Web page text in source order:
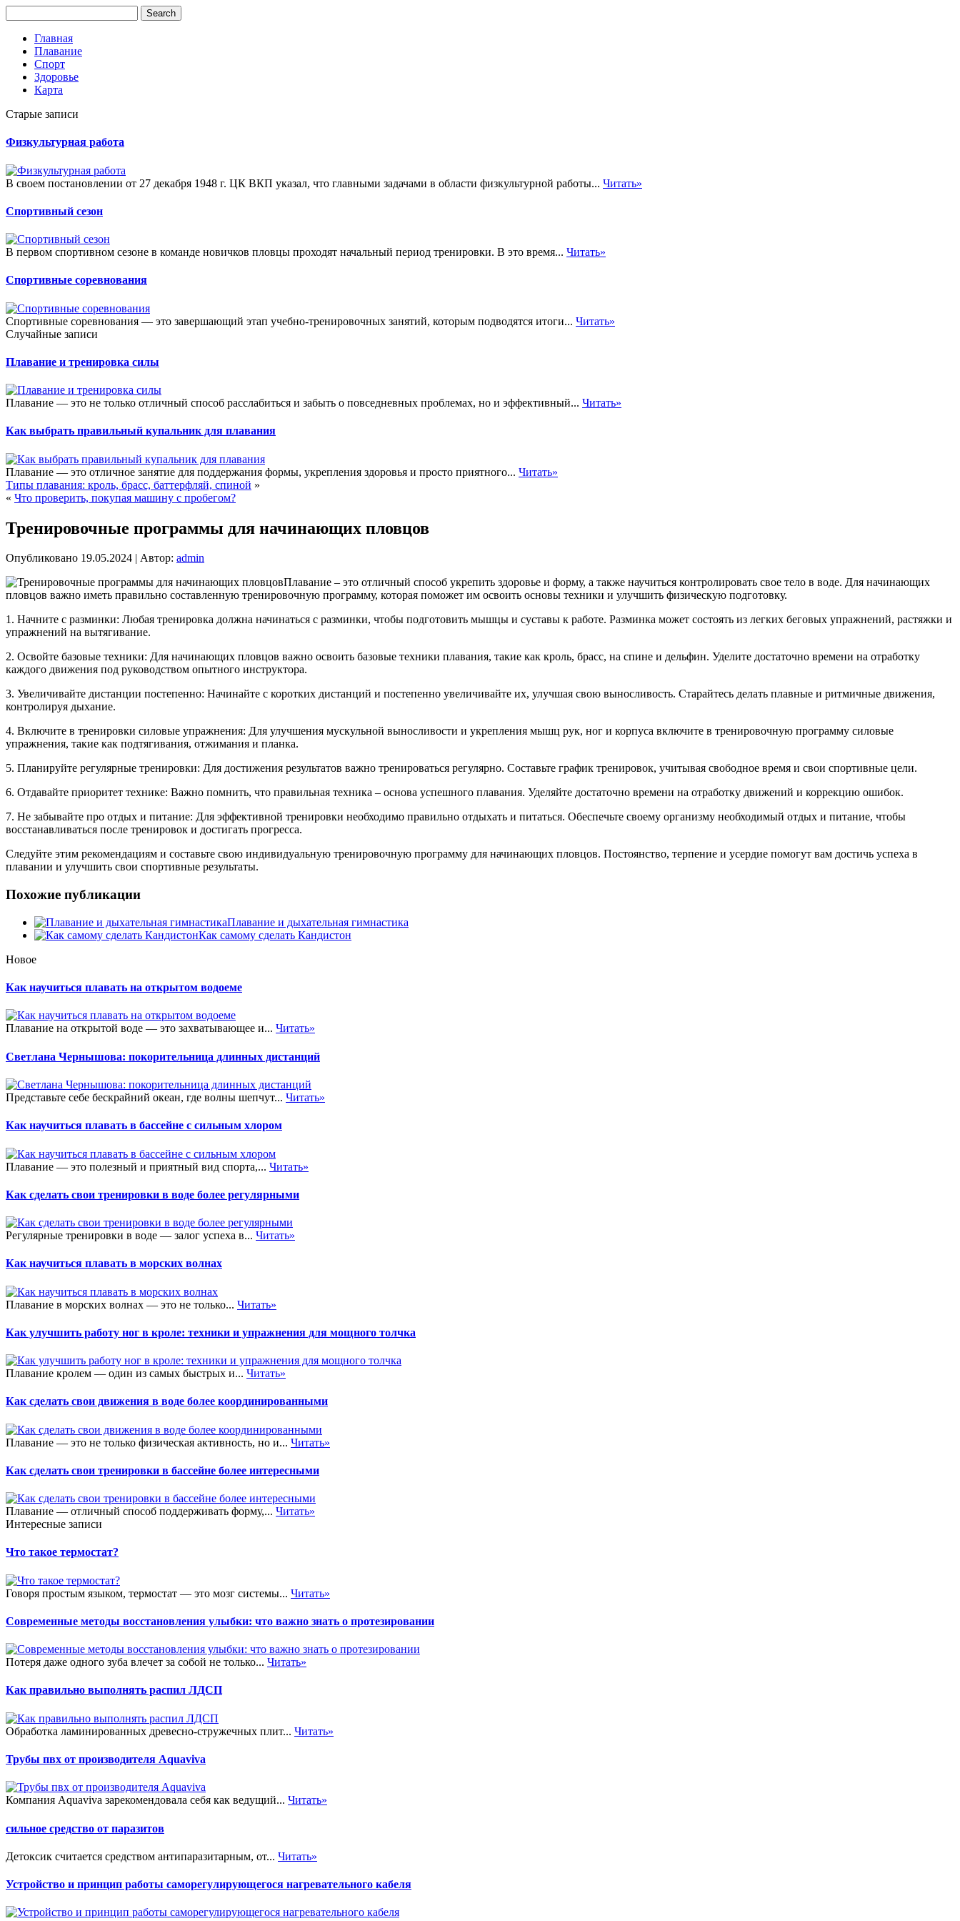
Главная
Плавание
Спорт
Здоровье
Карта
Старые записи
Физкультурная работа
В своем постановлении от 27 декабря 1948 г. ЦК ВКП указал, что главными задачами в области физкультурной работы... Читать»
Спортивный сезон
В первом спортивном сезоне в команде новичков пловцы проходят начальный период тренировки. В это время... Читать»
Спортивные соревнования
Спортивные соревнования — это завершающий этап учебно-тренировочных занятий, которым подводятся итоги... Читать»
Случайные записи
Плавание и тренировка силы
Плавание — это не только отличный способ расслабиться и забыть о повседневных проблемах, но и эффективный... Читать»
Как выбрать правильный купальник для плавания
Плавание — это отличное занятие для поддержания формы, укрепления здоровья и просто приятного... Читать»
Типы плавания: кроль, брасс, баттерфляй, спиной »
« Что проверить, покупая машину с пробегом?
Тренировочные программы для начинающих пловцов
Опубликовано 19.05.2024 Автор: admin
Плавание – это отличный способ укрепить здоровье и форму, а также научиться контролировать свое тело в воде. Для начинающих
пловцов важно иметь правильно составленную тренировочную программу, которая поможет им освоить основы техники и улучшить физическую подготовку.
1. Начните с разминки: Любая тренировка должна начинаться с разминки, чтобы подготовить мышцы и суставы к работе. Разминка может состоять из легких беговых упражнений, растяжки и
упражнений на вытягивание.
2. Освойте базовые техники: Для начинающих пловцов важно освоить базовые техники плавания, такие как кроль, брасс, на спине и дельфин. Уделите достаточно времени на отработку
каждого движения под руководством опытного инструктора.
3. Увеличивайте дистанции постепенно: Начинайте с коротких дистанций и постепенно увеличивайте их, улучшая свою выносливость. Старайтесь делать плавные и ритмичные движения,
контролируя дыхание.
4. Включите в тренировки силовые упражнения: Для улучшения мускульной выносливости и укрепления мышц рук, ног и корпуса включите в тренировочную программу силовые
упражнения, такие как подтягивания, отжимания и планка.
5. Планируйте регулярные тренировки: Для достижения результатов важно тренироваться регулярно. Составьте график тренировок, учитывая свободное время и свои спортивные цели.
6. Отдавайте приоритет технике: Важно помнить, что правильная техника – основа успешного плавания. Уделяйте достаточно времени на отработку движений и коррекцию ошибок.
7. Не забывайте про отдых и питание: Для эффективной тренировки необходимо правильно отдыхать и питаться. Обеспечьте своему организму необходимый отдых и питание, чтобы
восстанавливаться после тренировок и достигать прогресса.
Следуйте этим рекомендациям и составьте свою индивидуальную тренировочную программу для начинающих пловцов. Постоянство, терпение и усердие помогут вам достичь успеха в
плавании и улучшить свои спортивные результаты.
Похожие публикации
Плавание и дыхательная гимнастика
Как самому сделать Кандистон
Новое
Как научиться плавать на открытом водоеме
Плавание на открытой воде — это захватывающее и... Читать»
Светлана Чернышова: покорительница длинных дистанций
Представьте себе бескрайний океан, где волны шепчут... Читать»
Как научиться плавать в бассейне с сильным хлором
Плавание — это полезный и приятный вид спорта,... Читать»
Как сделать свои тренировки в воде более регулярными
Регулярные тренировки в воде — залог успеха в... Читать»
Как научиться плавать в морских волнах
Плавание в морских волнах — это не только... Читать»
Как улучшить работу ног в кроле: техники и упражнения для мощного толчка
Плавание кролем — один из самых быстрых и... Читать»
Как сделать свои движения в воде более координированными
Плавание — это не только физическая активность, но и... Читать»
Как сделать свои тренировки в бассейне более интересными
Плавание — отличный способ поддерживать форму,... Читать»
Интересные записи
Что такое термостат?
Говоря простым языком, термостат — это мозг системы... Читать»
Современные методы восстановления улыбки: что важно знать о протезировании
Потеря даже одного зуба влечет за собой не только... Читать»
Как правильно выполнять распил ЛДСП
Обработка ламинированных древесно-стружечных плит... Читать»
Трубы пвх от производителя Aquaviva
Компания Aquaviva зарекомендовала себя как ведущий... Читать»
сильное средство от паразитов
Детоксик считается средством антипаразитарным, от... Читать»
Устройство и принцип работы саморегулирующегося нагревательного кабеля